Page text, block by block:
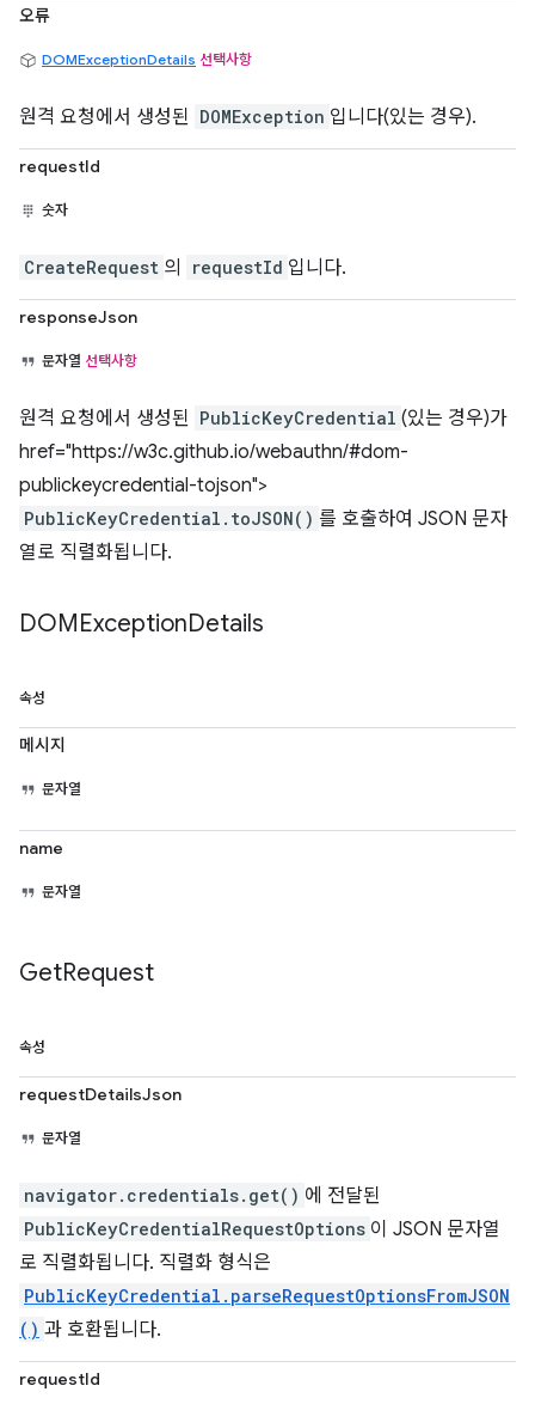
오류
DOMExceptionDetails 선택사항
원격 요청에서 생성된 DOMException 입니다(있는 경우).
requestId
숫자
CreateRequest 의 requestId 입니다.
responseJson
문자열 선택사항
원격 요청에서 생성된 PublicKeyCredential (있는 경우)가
href="https://w3c.github.io/webauthn/#dom-
publickeycredential-tojson">
PublicKeyCredential.toJSON() 를 호출하여 JSON 문자
열로 직렬화됩니다.
DOMExceptionDetails
속성
메시지
문자열
name
문자열
GetRequest
속성
requestDetailsJson
문자열
navigator.credentials.get() 에 전달된
PublicKeyCredentialRequestOptions 이 JSON 문자열
로 직렬화됩니다. 직렬화 형식은
PublicKeyCredential.parseRequestOptionsFromJSON
() 과 호환됩니다.
requestId